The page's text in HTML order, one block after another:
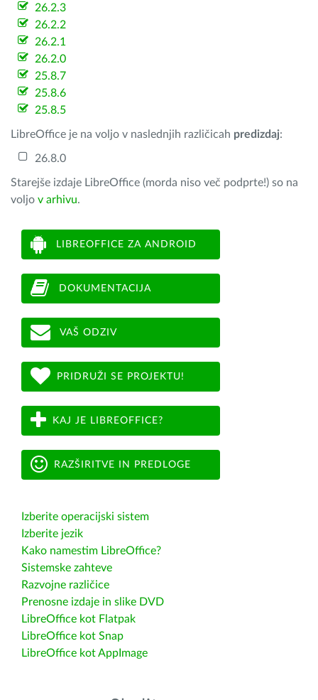
26.2.3
26.2.2
26.2.1
26.2.0
25.8.7
25.8.6
25.8.5
LibreOffice je na voljo v naslednjih različicah predizdaj:
26.8.0
Starejše izdaje LibreOffice (morda niso več podprte!) so na
voljo v arhivu.
LIBREOFFICE ZA ANDROID
DOKUMENTACIJA
VAŠ ODZIV
PRIDRUŽI SE PROJEKTU!
KAJ JE LIBREOFFICE?
RAZŠIRITVE IN PREDLOGE
Izberite operacijski sistem
Izberite jezik
Kako namestim LibreOffice?
Sistemske zahteve
Razvojne različice
Prenosne izdaje in slike DVD
LibreOffice kot Flatpak
LibreOffice kot Snap
LibreOffice kot AppImage